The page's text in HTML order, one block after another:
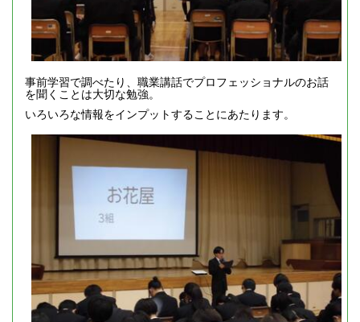
事前学習で調べたり、職業講話でプロフェッショナルのお話
を聞くことは大切な勉強。
いろいろな情報をインプットすることにあたります。